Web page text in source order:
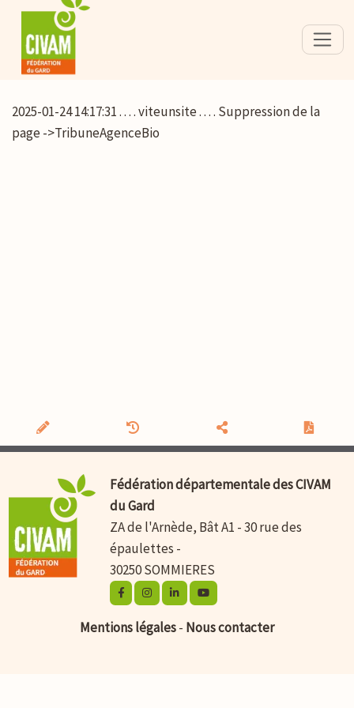
2025-01-24 14:17:31 . . . . viteunsite . . . . Suppression de la
page ->TribuneAgenceBio
Fédération départementale des CIVAM
du Gard
ZA de l'Arnède, Bât A1 - 30 rue des
épaulettes -
30250 SOMMIERES
Mentions légales- Nous contacter